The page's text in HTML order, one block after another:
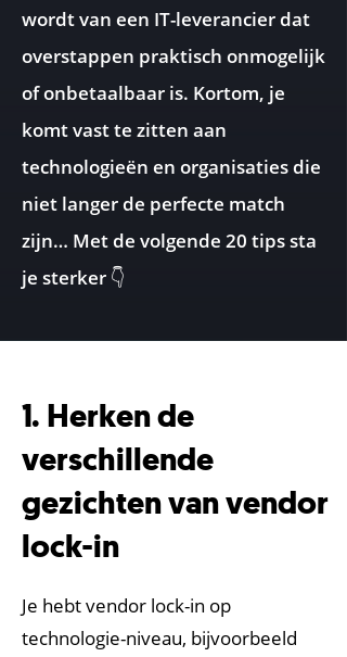
wordt van een IT-leverancier dat
overstappen praktisch onmogelijk
of onbetaalbaar is. Kortom, je
komt vast te zitten aan
technologieën en organisaties die
niet langer de perfecte match
zijn… Met de volgende 20 tips sta
je sterker 👇
1. Herken de
verschillende
gezichten van vendor
lock-in
Je hebt vendor lock-in op
technologie-niveau, bijvoorbeeld